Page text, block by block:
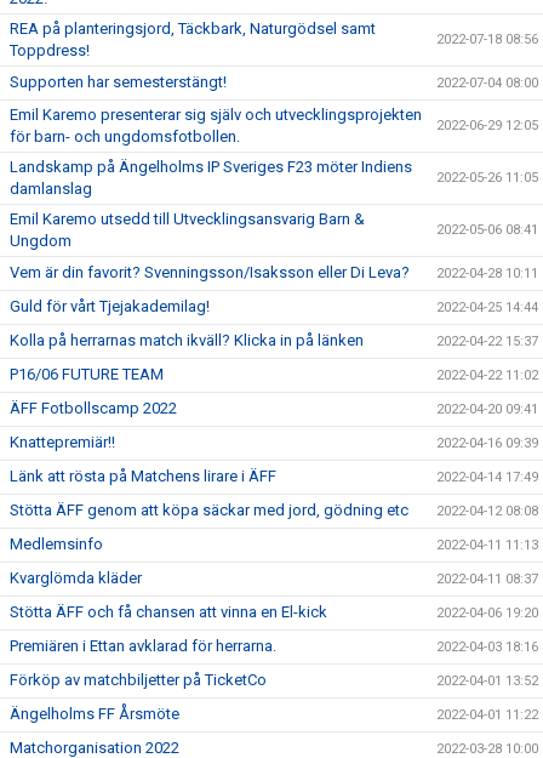
REA på planteringsjord, Täckbark, Naturgödsel samt
Toppdress!
2022-07-18 08:56
Supporten har semesterstängt! 2022-07-04 08:00
Emil Karemo presenterar sig själv och utvecklingsprojekten
för barn- och ungdomsfotbollen.
2022-06-29 12:05
Landskamp på Ängelholms IP Sveriges F23 möter Indiens
damlanslag
2022-05-26 11:05
Emil Karemo utsedd till Utvecklingsansvarig Barn &
Ungdom
2022-05-06 08:41
Vem är din favorit? Svenningsson/Isaksson eller Di Leva? 2022-04-28 10:11
Guld för vårt Tjejakademilag! 2022-04-25 14:44
Kolla på herrarnas match ikväll? Klicka in på länken 2022-04-22 15:37
P16/06 FUTURE TEAM 2022-04-22 11:02
ÄFF Fotbollscamp 2022 2022-04-20 09:41
Knattepremiär!! 2022-04-16 09:39
Länk att rösta på Matchens lirare i ÄFF 2022-04-14 17:49
Stötta ÄFF genom att köpa säckar med jord, gödning etc 2022-04-12 08:08
Medlemsinfo 2022-04-11 11:13
Kvarglömda kläder 2022-04-11 08:37
Stötta ÄFF och få chansen att vinna en El-kick 2022-04-06 19:20
Premiären i Ettan avklarad för herrarna. 2022-04-03 18:16
Förköp av matchbiljetter på TicketCo 2022-04-01 13:52
Ängelholms FF Årsmöte 2022-04-01 11:22
Matchorganisation 2022 2022-03-28 10:00